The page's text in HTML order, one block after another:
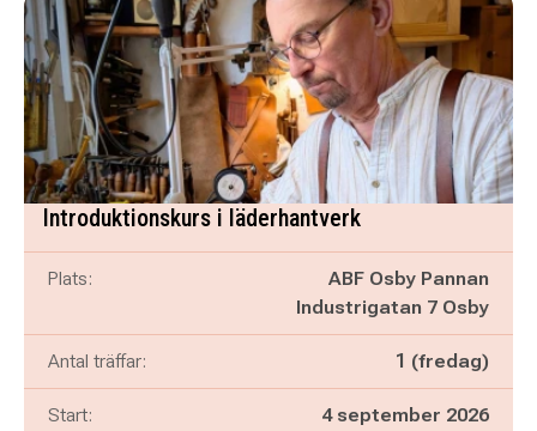
Introduktionskurs i läderhantverk
Plats:
ABF Osby Pannan
Industrigatan 7 Osby
Antal träffar: 1 (fredag)
Start: 4 september 2026